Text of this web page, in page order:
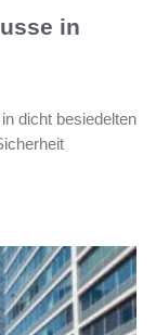
in
dicht besiedelten